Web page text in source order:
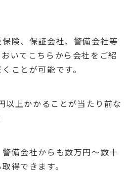
険、保証会社、警備会社等
いてこちらから会社をご紹
ことが可能です。
以上かかることが当たり前な
備会社からも数万円～数十
得できます。